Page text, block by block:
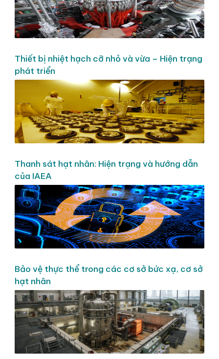
Thiết bị nhiệt hạch cỡ nhỏ và vừa – Hiện trạng
phát triển
Thanh sát hạt nhân: Hiện trạng và hướng dẫn
của IAEA
Bảo vệ thực thể trong các cơ sở bức xạ, cơ sở
hạt nhân